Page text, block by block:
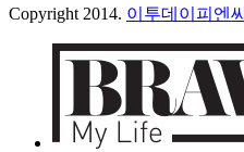
Copyright 2014. 이투데이피엔씨